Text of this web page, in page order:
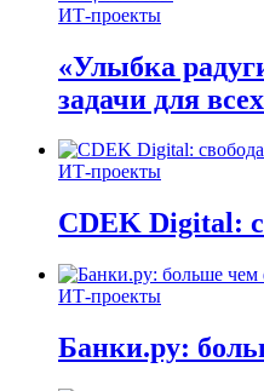
ИТ-проекты
«Улыбка
задачи для
ИТ-проекты
CDEK Digital:
ИТ-проекты
Банки.ру: